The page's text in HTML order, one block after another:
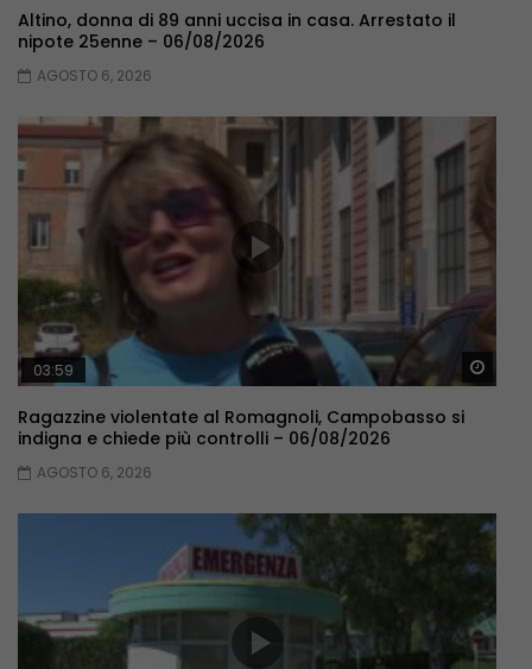
Altino, donna di 89 anni uccisa in casa. Arrestato il
nipote 25enne – 06/08/2026
AGOSTO 6, 2026
03:59
Ragazzine violentate al Romagnoli, Campobasso si
indigna e chiede più controlli – 06/08/2026
AGOSTO 6, 2026